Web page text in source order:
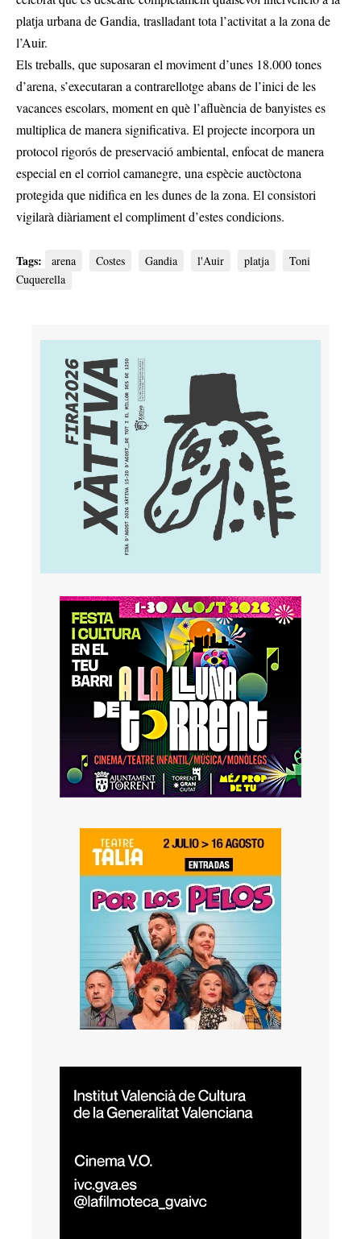
platja urbana de Gandia, traslladant tota l’activitat a la zona de
l’Auir.
Els treballs, que suposaran el moviment d’unes 18.000 tones
d’arena, s’executaran a contrarellotge abans de l’inici de les
vacances escolars, moment en què l’afluència de banyistes es
multiplica de manera significativa. El projecte incorpora un
protocol rigorós de preservació ambiental, enfocat de manera
especial en el corriol camanegre, una espècie auctòctona
protegida que nidifica en les dunes de la zona. El consistori
vigilarà diàriament el compliment d’estes condicions.
Tags: arena Costes Gandia l'Auir platja
Toni
Cuquerella